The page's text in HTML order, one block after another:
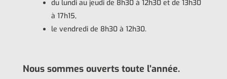
du lundi au jeudi de 8h30 à 12h30 et de 13h30
à 17h15,
le vendredi de 8h30 à 12h30.
Nous sommes ouverts toute l’année.